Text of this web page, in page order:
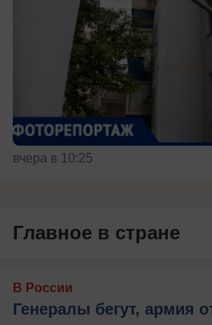
вчера в 10:25
Главное в стране
В России
Генералы бегут, армия